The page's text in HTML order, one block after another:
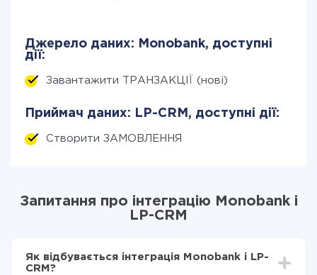
Джерело даних: Monobank, доступні
дії:
Завантажити ТРАНЗАКЦІЇ (нові)
Приймач даних: LP-CRM, доступні дії:
Створити ЗАМОВЛЕННЯ
Запитання про інтеграцію Monobank і
LP-CRM
Як відбувається інтеграція Monobank і LP-
CRM?